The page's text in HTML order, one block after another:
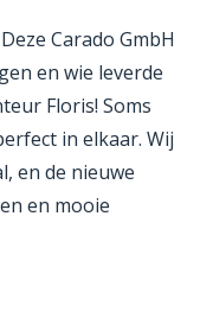
Carado GmbH
en wie leverde
Floris! Soms
in elkaar. Wij
en de nieuwe
en mooie